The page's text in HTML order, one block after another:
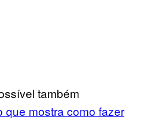
também
que mostra como fazer